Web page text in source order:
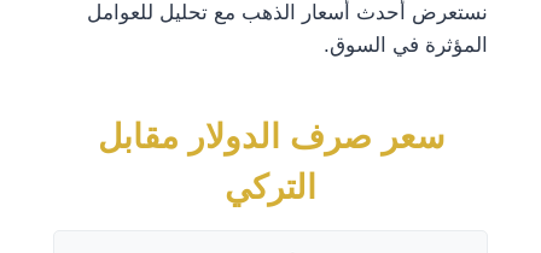
نستعرض أحدث أسعار الذهب مع تحليل للعوامل
المؤثرة في السوق.
سعر صرف الدولار مقابل
التركي